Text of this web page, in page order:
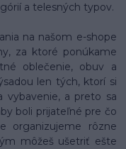
a telesných typov.
na našom e-shope
za ktoré ponúkame
oblečenie, obuv a
len tých, ktorí si
a preto sa
boli prijateľné pre čo
organizujeme rôzne
môžeš ušetriť ešte